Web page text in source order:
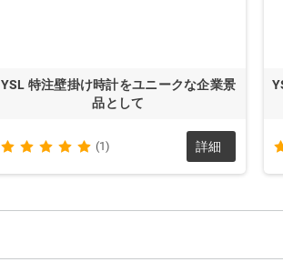
YSL 特注壁掛け時計をユニークな企業景
品として
(1) 詳細